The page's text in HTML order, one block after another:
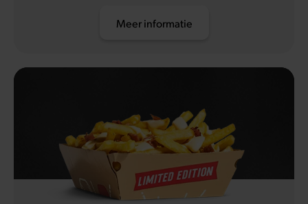
Meer informatie